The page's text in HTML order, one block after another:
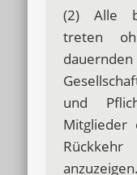
(2) Alle
treten
und
Mitglieder
anzuzeigen.